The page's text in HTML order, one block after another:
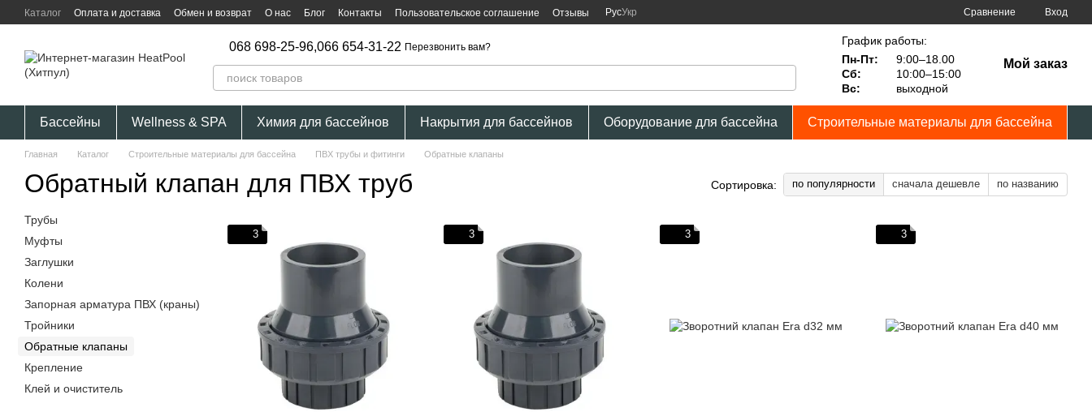
Перейти к основному контенту
Каталог Оплата и доставка Обмен и возврат О нас Блог Контакты Пользовательское соглашение Отзывы РусУкр Сравнение Вход
068 698-25-96,066 654-31-22 Перезвонить вам?
График работы:
Пн-Пт:
9:00–18.00
Сб:
10:00–15:00
Вс:
выходной
Мой заказ
Бассейны Wellness & SPA Химия для бассейнов Накрытия для бассейнов Оборудование для бассейна Строительные материалы для бассейна
Главная Каталог Строительные материалы для бассейна ПВХ трубы и фитинги Обратные клапаны
Обратный клапан для ПВХ труб Сортировка: по популярности сначала дешевле по названию
3 3 3 3
Трубы
Муфты
Заглушки
Колени
Запорная арматура ПВХ (краны)
Тройники
Обратные клапаны
Крепление
Клей и очиститель